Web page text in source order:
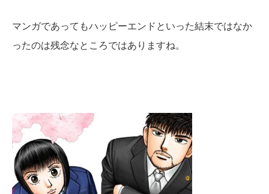
マンガであってもハッピーエンドといった結末ではなか
ったのは残念なところではありますね。